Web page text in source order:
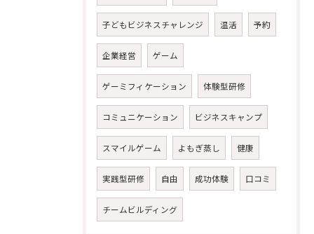
子どもビジネスチャレンジ 温活 予約
企業経営 ゲーム
ゲーミフィケーション 体験型研修
コミュニケーション ビジネスキャンプ
スマイルゲーム よもぎ蒸し 健康
実践型研修 自由 成功体験 口コミ
チームビルディング